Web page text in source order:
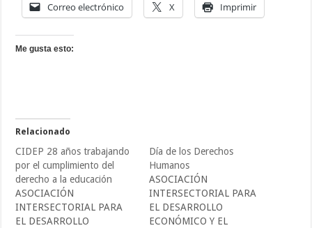
Correo electrónico X Imprimir
Me gusta esto:
Relacionado
CIDEP 28 años trabajando
por el cumplimiento del
derecho a la educación
ASOCIACIÓN
INTERSECTORIAL PARA
EL DESARROLLO
Día de los Derechos
Humanos
ASOCIACIÓN
INTERSECTORIAL PARA
EL DESARROLLO
ECONÓMICO Y EL